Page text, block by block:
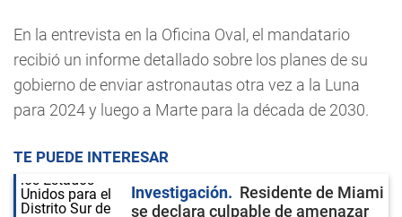
En la entrevista en la Oficina Oval, el mandatario
recibió un informe detallado sobre los planes de su
gobierno de enviar astronautas otra vez a la Luna
para 2024 y luego a Marte para la década de 2030.
TE PUEDE INTERESAR
Investigación
Residente de Miami
se declara culpable de amenazar